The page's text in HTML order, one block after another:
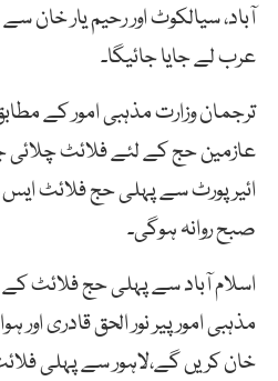
آباد، سیالکوٹ اور رحیم یار خان
عرب لے جایا جائیگا۔
ترجمان وزارت مذہبی امور کے
عازمین حج کے لئے فلائٹ چلائی
صبح روانہ ہوگی۔
اسلام آباد سے پہلی حج فلائٹ کے
مذہبی امور پیر نور الحق قادری اور